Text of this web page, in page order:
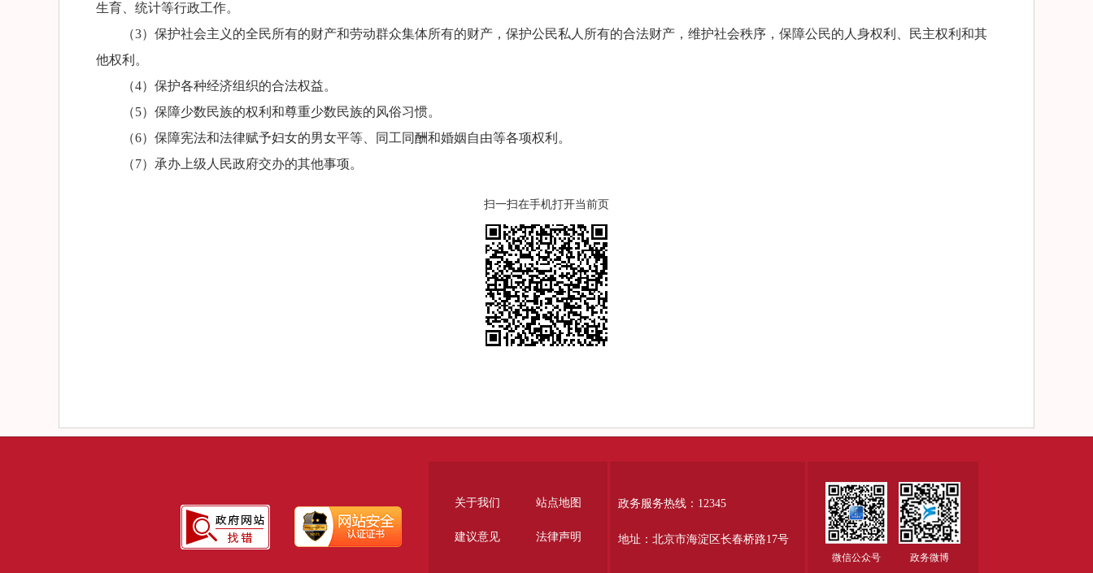
生育
统计等行政工作。
（3）保护社会主义的全民所有的财产和劳动群众集体所有的财产，保护公民私人所有的合法财产，维护社会秩序，保障公民的人身权利、民主权利和其
他权利。
（4）保护各种经济组织的合法权益。
（5）保障少数民族的权利和尊重少数民族的风俗习惯。
（6）保障宪法和法律赋予妇女的男女平等、同工同酬和婚姻自由等各项权利。
（7）承办上级人民政府交办的其他事项。
扫一扫在手机打开当前页
关于我们 站点地图
建议意见 法律声明
政务服务热线：12345
地址：北京市海淀区长春桥路17号
微信公众号 政务微博